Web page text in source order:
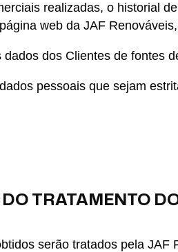
realizadas, o historial
web da JAF
dados dos Clientes de fontes
pessoais que sejam
TRATAMENTO
serão tratados pela